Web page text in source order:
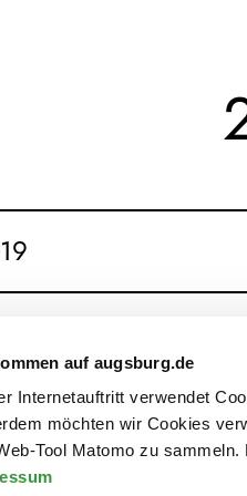
auf augsburg.de
Internetauftritt verwendet
möchten wir Cookies
Tool Matomo zu